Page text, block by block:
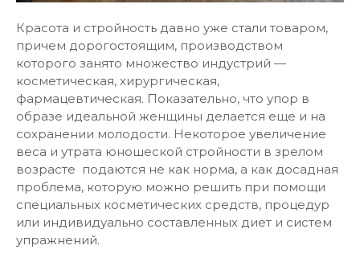
Красота и стройность давно уже стали товаром,
причем дорогостоящим, производством
которого занято множество индустрий —
косметическая, хирургическая,
фармацевтическая. Показательно, что упор в
образе идеальной женщины делается еще и на
сохранении молодости. Некоторое увеличение
веса и утрата юношеской стройности в зрелом
возрасте подаются не как норма, а как досадная
проблема, которую можно решить при помощи
специальных косметических средств, процедур
или индивидуально составленных диет и систем
упражнений.